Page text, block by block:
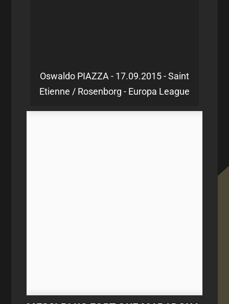
Oswaldo PIAZZA - 17.09.2015 - Saint
Etienne / Rosenborg - Europa League